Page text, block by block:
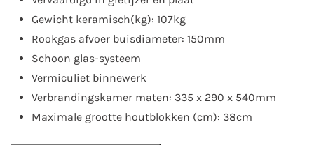
Gewicht keramisch(kg): 107kg
Rookgas afvoer buisdiameter: 150mm
Schoon glas-systeem
Vermiculiet binnewerk
Verbrandingskamer maten: 335 x 290 x 540mm
Maximale grootte houtblokken (cm): 38cm